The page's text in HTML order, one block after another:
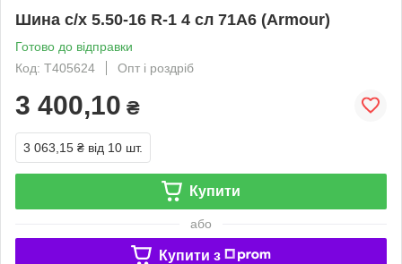
Шина с/х 5.50-16 R-1 4 сл 71A6 (Armour)
Готово до відправки
Код: T405624
Опт і роздріб
3 400,10 ₴
3 063,15 ₴ від 10 шт.
Купити
або
Купити з